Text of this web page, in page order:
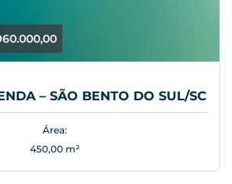
– SÃO BENTO DO SUL/SC
Área:
450,00 m²